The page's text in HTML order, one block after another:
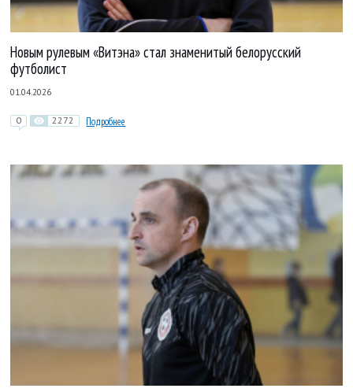
Новым рулевым «Витэна» стал знаменитый белорусский
футболист
01.04.2026
0 2272 Подробнее